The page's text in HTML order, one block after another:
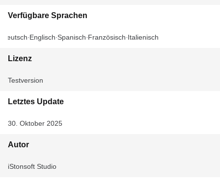
Verfügbare Sprachen
Deutsch Englisch Spanisch Französisch Italienisch
Lizenz
Testversion
Letztes Update
30. Oktober 2025
Autor
iStonsoft Studio